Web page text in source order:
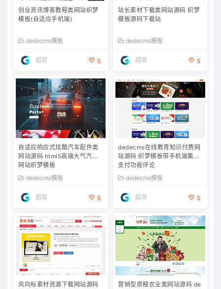
创业资讯博客教程类网站织梦
模板(自适应手机端)
dedecms模板
超哥 5
站长素材下载类网站源码 织梦
模板源码下载站
dedecms模板
超哥 5
自适应响应式炫酷汽车配件类
网站源码 html5高端大气汽车
网站织梦模板
dedecms模板
超哥 5
dedecms在线教育知识付费网
站源码 织梦模板带手机端集成
支付功能评论
dedecms模板
超哥 5
风向标素材资源下载网站源码
营销型原粮农业类网站源码 de